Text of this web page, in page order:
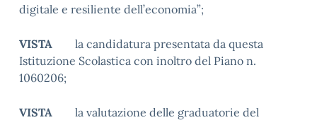
digitale e resiliente dell’economia”;
VISTA la candidatura presentata da questa
Istituzione Scolastica con inoltro del Piano n.
1060206;
VISTA la valutazione delle graduatorie del